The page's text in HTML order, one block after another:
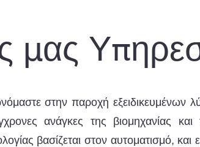
μας
στην παροχή εξειδικευμένων
ανάγκες της βιομηχανίας και
βασίζεται στον αυτοματισμό, και